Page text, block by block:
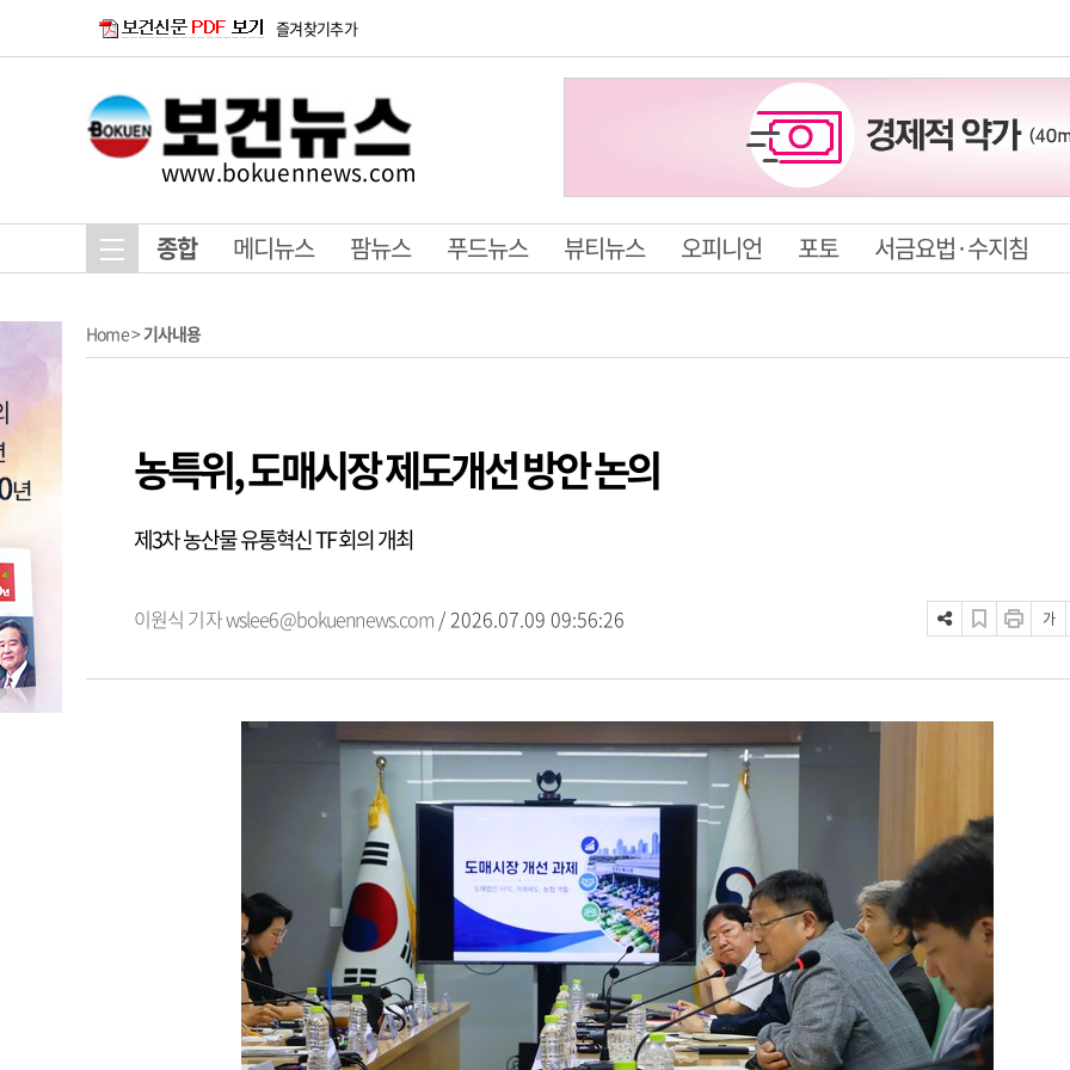
즐겨찾기추가
www.bokuennews.com
종합 메디뉴스 팜뉴스 푸드뉴스 뷰티뉴스 오피니언 포토 서금요법·수지침
Home>기사내용
농특위, 도매시장 제도개선 방안 논의
제3차 농산물 유통혁신 TF 회의 개최
이원식 기자wslee6@bokuennews.com / 2026.07.09 09:56:26 가